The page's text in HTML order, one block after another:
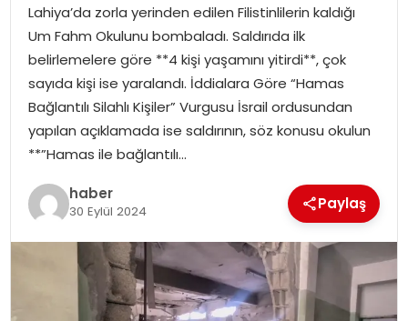
SPOR
EĞITIM
OTOMOBIL
TEKNOLOJI
EKONOMI
Lahiya’da zorla yerinden edilen Filistinlilerin kaldığı
Um Fahm Okulunu bombaladı. Saldırıda ilk
belirlemelere göre **4 kişi yaşamını yitirdi**, çok
sayıda kişi ise yaralandı. İddialara Göre “Hamas
Bağlantılı Silahlı Kişiler” Vurgusu İsrail ordusundan
yapılan açıklamada ise saldırının, söz konusu okulun
**”Hamas ile bağlantılı…
haber
30 Eylül 2024 Paylaş